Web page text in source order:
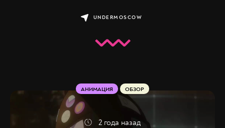
UNDERMOSCOW
АНИМАЦИЯ ОБЗОР
2 года назад